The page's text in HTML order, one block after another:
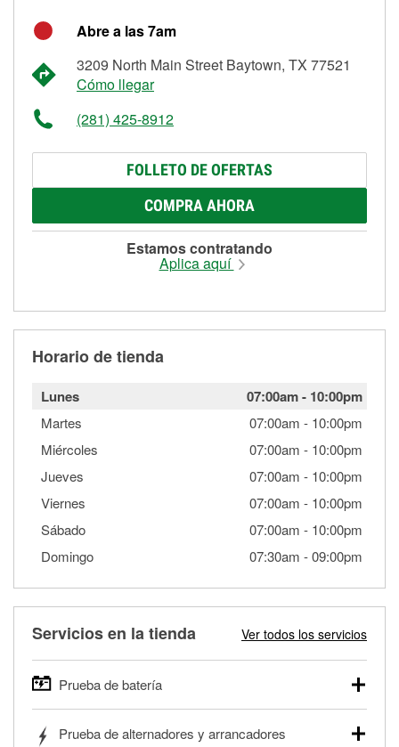
Abre a las 7am
3209 North Main Street Baytown, TX 77521
Cómo llegar
(281) 425-8912
FOLLETO DE OFERTAS
COMPRA AHORA
Estamos contratando
Aplica aquí
Horario de tienda
Lunes 07:00am- 10:00pm
Martes 07:00am - 10:00pm
Miércoles
07:00am - 10:00pm
Jueves
07:00am - 10:00pm
Viernes
07:00am - 10:00pm
Sábado
07:00am - 10:00pm
Domingo
07:30am -09:00pm
Servicios en la tienda Ver todos los servicios
Prueba de batería
autos, camionetas, SUVs, vehículos comerciales y
Prueba de alternadores y arrancadores